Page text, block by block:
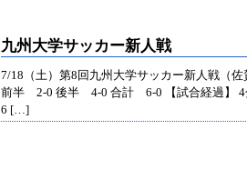
九州大学サッカー新人戦
7/18（土）第8回九州大学サッカー新人戦（
前半 2-0 後半 4-0 合計 6-0 【試合経過】
6 […]